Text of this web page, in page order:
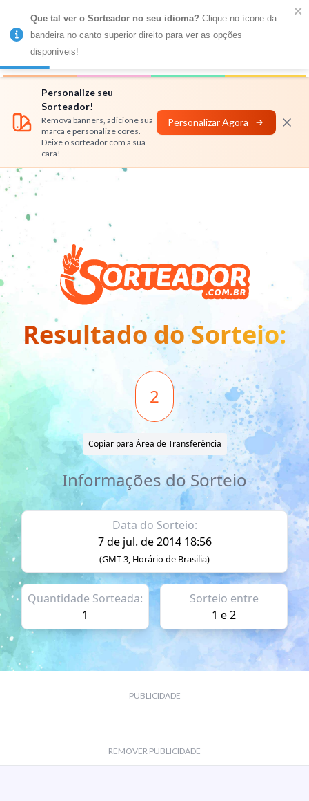
MENU
Números
Personalize seu
Sorteador!
Remova banners, adicione sua
marca e personalize cores.
Deixe o sorteador com a sua
cara!
Personalizar Agora
Resultado do Sorteio:
2
Copiar para Área de Transferência
Informações do Sorteio
Data do Sorteio:
7 de jul. de 2014 18:56
(GMT-3, Horário de Brasilia)
Quantidade Sorteada:
1
Sorteio entre
1 e 2
PUBLICIDADE
REMOVER PUBLICIDADE
Que tal ver o Sorteador no seu idioma? Clique no ícone da
bandeira no canto superior direito para ver as opções
disponíveis!